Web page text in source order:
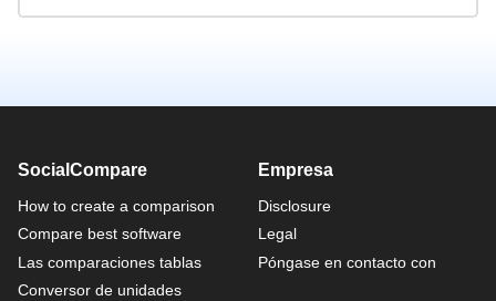
SocialCompare
How to create a comparison
Compare best software
Las comparaciones tablas
Conversor de unidades
Empresa
Disclosure
Legal
Póngase en contacto con